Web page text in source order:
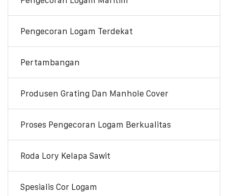
Pengecoran Logam Terdekat
Pertambangan
Produsen Grating Dan Manhole Cover
Proses Pengecoran Logam Berkualitas
Roda Lory Kelapa Sawit
Spesialis Cor Logam